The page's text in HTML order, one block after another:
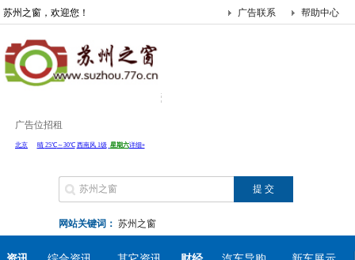
苏州之窗，欢迎您！ 帮助中心
广告联系
广告位招租
网站关键词： 苏州之窗